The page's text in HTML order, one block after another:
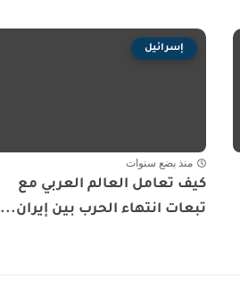
إسرائيل
منذ بضع سنوات
كيف تعامل العالم العربي مع
تبعات انتهاء الحرب بين إيران...